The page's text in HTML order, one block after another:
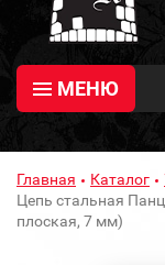
МЕНЮ
Главная Каталог
Цепь стальная
плоская, 7 мм)